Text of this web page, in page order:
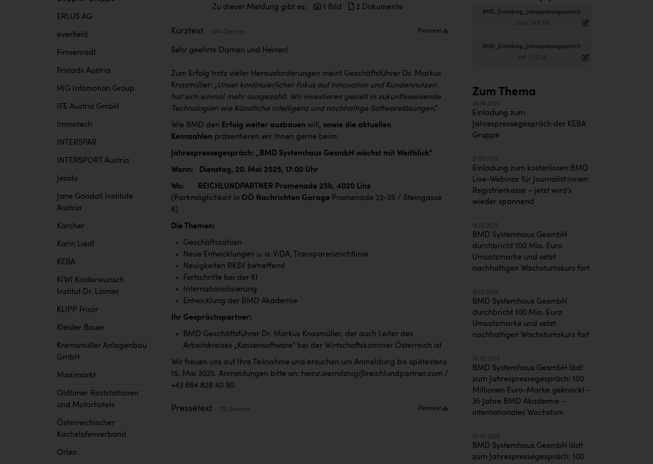
ERLUS AG
everfield
Firmenradl
Fristads Austria
HIG Infomotion Group
IFE Austria GmbH
Immotech
INTERSPAR
INTERSPORT Austria
Jesolo
Jane Goodall Institute
Austria
Kärcher
Karin Liedl
KEBA
KIWI Kinderwunsch
Institut Dr. Loimer
KLIPP Frisör
Kleider Bauer
Kremsmüller Anlagenbau
GmbH
Maximarkt
Oldtimer Raststationen
und Motorhotels
Österreichischer
Kachelofenverband
Orlen
Zu dieser Meldung gibt es: 1 Bild 2 Dokumente
Kurztext 1204 Zeichen Plaintext
Sehr geehrte Damen und Herren!
Zum Erfolg trotz vieler Herausforderungen meint Geschäftsführer Dr. Markus
Knasmüller: „Unser kontinuierlicher Fokus auf Innovation und Kundennutzen
hat sich einmal mehr ausgezahlt. Wir investieren gezielt in zukunftsweisende
Technologien wie Künstliche Intelligenz und nachhaltige Softwarelösungen."
Wie BMD den Erfolg weiter ausbauen will, sowie die aktuellen
Kennzahlen präsentieren wir Ihnen gerne beim:
Jahrespressegespräch: „BMD Systemhaus GesmbH wächst mit Weitblick“
Wann: Dienstag, 20. Mai 2025, 17:00 Uhr
Wo: REICHLUNDPARTNER Promenade 25b, 4020 Linz
(Parkmöglichkeit in OÖ Nachrichten Garage Promenade 23-25 / Steingasse
6)
Die Themen:
Geschäftszahlen
Neue Entwicklungen u. a. ViDA, Transparenzrichtlinie
Neuigkeiten RKSV betreffend
Fortschritte bei der KI
Internationalisierung
Entwicklung der BMD Akademie
Ihr Gesprächspartner:
BMD Geschäftsführer Dr. Markus Knasmüller, der auch Leiter des
Arbeitskreises „Kassensoftware“ bei der Wirtschaftskammer Österreich ist
Wir freuen uns auf Ihre Teilnahme und ersuchen um Anmeldung bis spätestens
15. Mai 2025. Anmeldungen bitte an: heinz.wernitznig@reichlundpartner.com /
+43 664 828 40 90.
Pressetext 102 Zeichen Plaintext
BMD_Einladung_Jahrespressegespräch
.docx| 907 KB
BMD_Einladung_Jahrespressegespräch
.pdf 170 KB
Zum Thema
29.06.2026
Einladung zum
Jahrespressegespräch der KEBA
Gruppe
21.05.2026
Einladung zum kostenlosen BMD
Live-Webinar für Journalist:innen:
Registrierkasse – jetzt wird’s
wieder spannend
19.05.2026
BMD Systemhaus GesmbH
durchbricht 100 Mio. Euro
Umsatzmarke und setzt
nachhaltigen Wachstumskurs fort
18.05.2026
BMD Systemhaus GesmbH
durchbricht 100 Mio. Euro
Umsatzmarke und setzt
nachhaltigen Wachstumskurs fort
06.05.2026
BMD Systemhaus GesmbH lädt
zum Jahrespressegespräch: 100
Millionen Euro-Marke geknackt –
35 Jahre BMD Akademie –
internationales Wachstum
05.05.2026
BMD Systemhaus GesmbH lädt
zum Jahrespressegespräch: 100